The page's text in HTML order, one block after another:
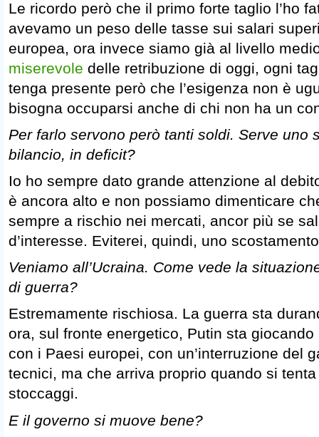
Le ricordo però che il primo forte taglio l’ho
avevamo un peso delle tasse sui salari
europea, ora invece siamo già al livello
miserevole delle retribuzione di oggi, ogni
tenga presente però che l’esigenza non è
bisogna occuparsi anche di chi non ha un
Per farlo servono però tanti soldi. Serve uno
bilancio, in deficit?
Io ho sempre dato grande attenzione al
è ancora alto e non possiamo dimenticare
sempre a rischio nei mercati, ancor più se
d’interesse. Eviterei, quindi, uno
Veniamo all’Ucraina. Come vede la
di guerra?
Estremamente rischiosa. La guerra sta
ora, sul fronte energetico, Putin sta giocando
con i Paesi europei, con un’interruzione del
tecnici, ma che arriva proprio quando si
stoccaggi.
E il governo si muove bene?